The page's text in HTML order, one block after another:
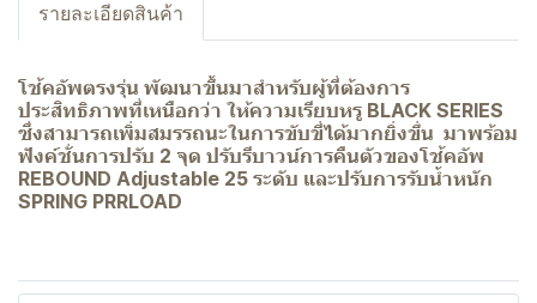
รายละเอียดสินค้า
โช้คอัพตรงรุ่น พัฒนาขึ้นมาสำหรับผู้ที่ต้องการ
ประสิทธิภาพที่เหนือกว่า ให้ความเรียบหรู BLACK SERIES
ซึ่งสามารถเพิ่มสมรรถนะในการขับขี่ได้มากยิ่งขึ่น มาพร้อม
ฟังค์ชั่นการปรับ 2 จุด ปรับรีบาวน์การคืนตัวของโช้คอัพ
REBOUND Adjustable 25 ระดับ และปรับการรับน้ำหนัก
SPRING PRRLOAD